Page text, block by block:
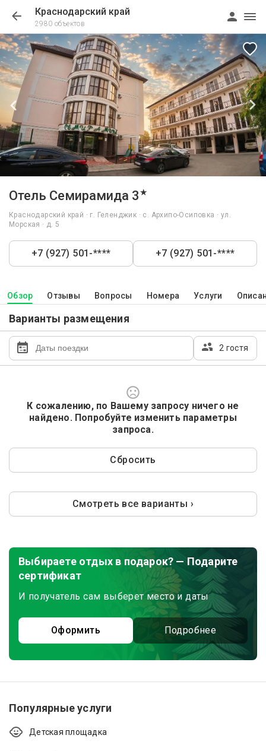
Краснодарский край
2980 объектов
Отель Семирамида 3★
Краснодарский край · г. Геленджик · с. Архипо-Осиповка · ул.
Морская · д. 5
+7 (927) 501-**** +7 (927) 501-****
Обзор Отзывы Вопросы Номера Услуги
Варианты размещения
2 гостя
К сожалению, по Вашему запросу ничего не
найдено. Попробуйте изменить параметры
запроса.
Сбросить
Смотреть все варианты ›
Выбираете отдых в подарок? — Подарите
сертификат
И получатель сам выберет место и даты
Оформить Подробнее
Популярные услуги
Детская площадка